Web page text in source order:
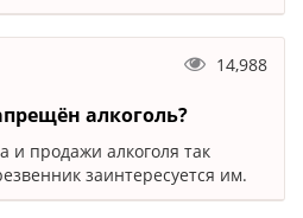
14,988
алкоголь?
и продажи алкоголя так
заинтересуется им.